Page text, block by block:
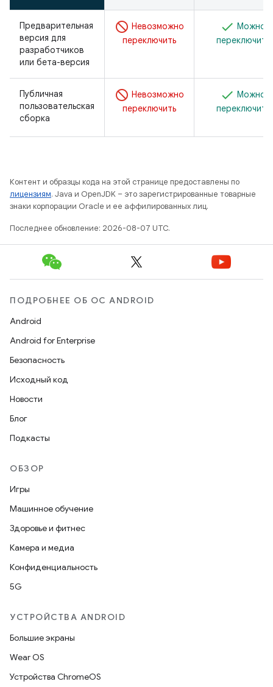
Предварительная
версия для
разработчиков
или бета-версия
Невозможно
переключить
Можно
переключить
Публичная
пользовательская
сборка
Невозможно
переключить
Можно
переключить
Контент и образцы кода на этой странице предоставлены по
лицензиям. Java и OpenJDK – это зарегистрированные товарные
знаки корпорации Oracle и ее аффилированных лиц.
Последнее обновление: 2026-08-07 UTC.
ПОДРОБНЕЕ ОБ ОС ANDROID
Android
Android for Enterprise
Безопасность
Исходный код
Новости
Блог
Подкасты
ОБЗОР
Игры
Машинное обучение
Здоровье и фитнес
Камера и медиа
Конфиденциальность
5G
УСТРОЙСТВА ANDROID
Большие экраны
Wear OS
Устройства ChromeOS